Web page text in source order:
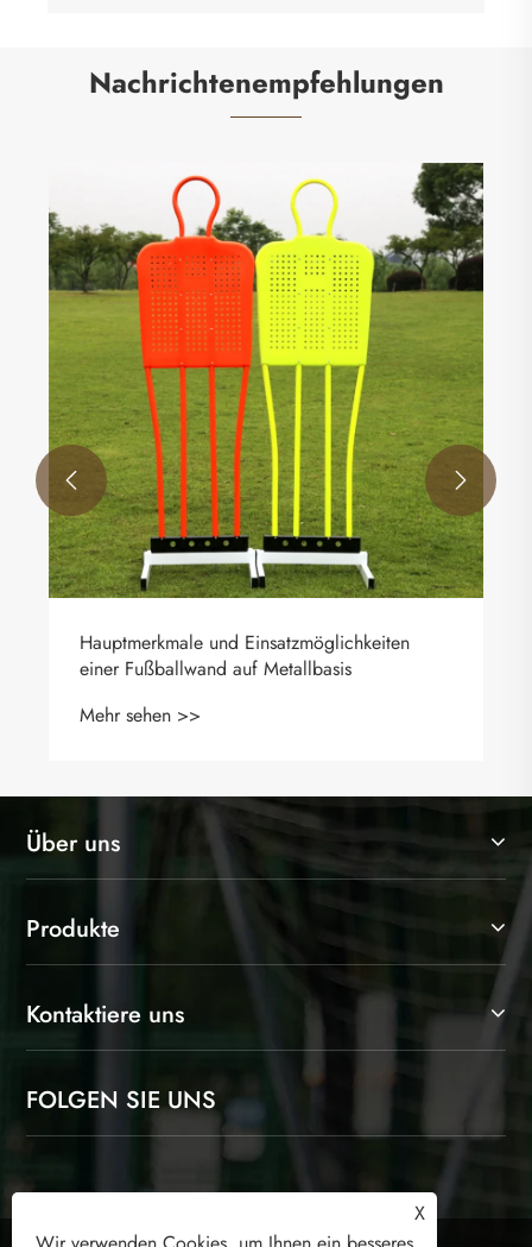
Nachrichtenempfehlungen
Einladungsschreiben
Mehr sehen >>
 
Über uns
Produkte
Kontaktiere uns
FOLGEN SIE UNS
X